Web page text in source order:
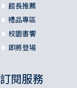
館長推薦
禮品專區
校園書饗
即將登場
訂閱服務